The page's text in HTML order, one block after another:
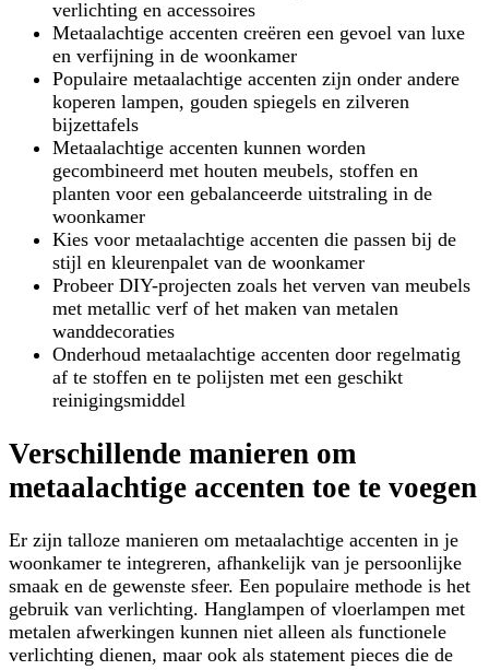
verlichting en accessoires
Metaalachtige accenten creëren een gevoel van luxe
en verfijning in de woonkamer
Populaire metaalachtige accenten zijn onder andere
koperen lampen, gouden spiegels en zilveren
bijzettafels
Metaalachtige accenten kunnen worden
gecombineerd met houten meubels, stoffen en
planten voor een gebalanceerde uitstraling in de
woonkamer
Kies voor metaalachtige accenten die passen bij de
stijl en kleurenpalet van de woonkamer
Probeer DIY-projecten zoals het verven van meubels
met metallic verf of het maken van metalen
wanddecoraties
Onderhoud metaalachtige accenten door regelmatig
af te stoffen en te polijsten met een geschikt
reinigingsmiddel
Verschillende manieren om
metaalachtige accenten toe te voegen
Er zijn talloze manieren om metaalachtige accenten in je
woonkamer te integreren, afhankelijk van je persoonlijke
smaak en de gewenste sfeer. Een populaire methode is het
gebruik van verlichting. Hanglampen of vloerlampen met
metalen afwerkingen kunnen niet alleen als functionele
verlichting dienen, maar ook als statement pieces die de